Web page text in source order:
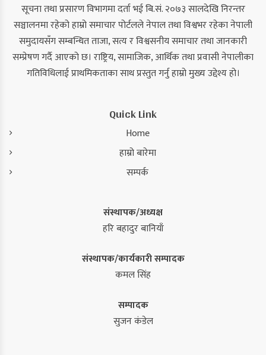
सूचना तथा प्रसारण विभागमा दर्ता भई बि.सं. २०७३ सालदेखि निरन्तर
सञ्चालनमा रहेको हाम्रो समाचार पोर्टलले नेपाल तथा विश्वभर रहेका नेपाली
समुदायसँग सम्बन्धित ताजा, सत्य र विश्वसनीय समाचार तथा जानकारी
सम्प्रेषण गर्दै आएको छ। राष्ट्रिय, सामाजिक, आर्थिक तथा प्रवासी नेपालीका
गतिविधिलाई प्राथमिकताका साथ प्रस्तुत गर्नु हाम्रो मुख्य उद्देश्य हो।
Quick Link
Home
हाम्रो बारेमा
सम्पर्क
संस्थापक/अध्यक्ष
हरि बहादुर बानियाँ
संस्थापक/कार्यकारी सम्पादक
कमल सिंह
सम्पादक
सुजन कंडेल